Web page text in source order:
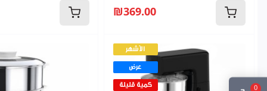
0
₪369.00
الأشهر
عرض
كمية قليلة